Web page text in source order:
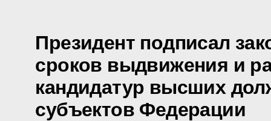
Президент подписал
сроков выдвижения и
кандидатур высших
субъектов Федерации